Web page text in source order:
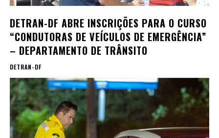
DETRAN-DF ABRE INSCRIÇÕES PARA O CURSO
“CONDUTORAS DE VEÍCULOS DE EMERGÊNCIA”
– DEPARTAMENTO DE TRÂNSITO
DETRAN-DF